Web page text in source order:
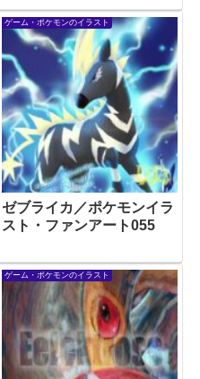
/Pokémon illustration）
ゲーム・ポケモンのイラスト
ゼブライカ／ポケモンイラ
スト・ファンアート055
ゲーム・ポケモンのイラスト